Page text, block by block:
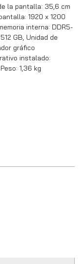
la pantalla: 35,6 cm
1920 x 1200
interna: DDR5-
GB, Unidad de
gráfico
instalado:
1,36 kg